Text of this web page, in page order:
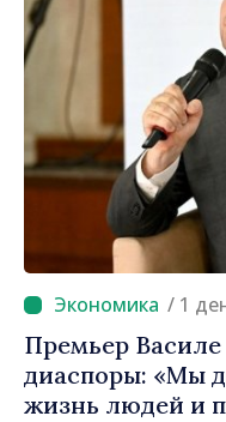
/ 1
Премьер
диаспоры: «Мы
жизнь людей и